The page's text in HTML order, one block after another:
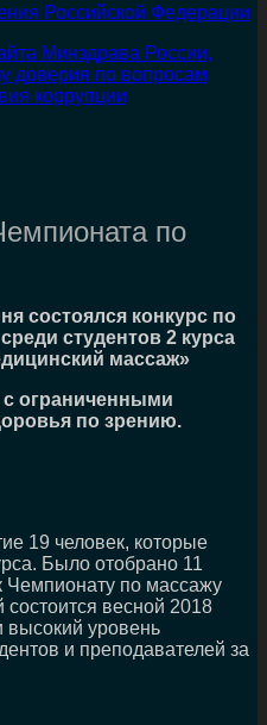
Российской Федерации
Минздрава России,
доверия по вопросам
коррупции
по
конкурс по
студентов 2 курса
массаж»
ограниченными
по зрению.
19 человек, которые
Было отобрано 11
Чемпионату по массажу
весной 2018
высокий уровень
и преподавателей за